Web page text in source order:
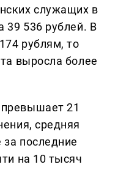
служащих в
39 536 рублей. В
рублям, то
выросла более
21
средняя
за последние
на 10 тысяч